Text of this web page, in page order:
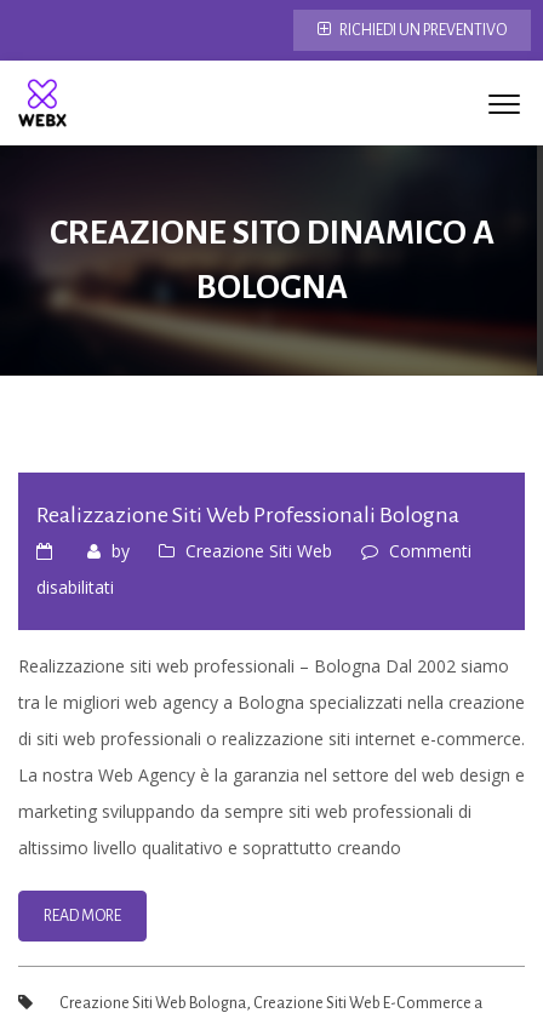
RICHIEDI UN PREVENTIVO
CREAZIONE SITO DINAMICO A
BOLOGNA
Realizzazione Siti Web Professionali Bologna
by Creazione Siti Web
Commenti
disabilitati
Siti
web
Professionali
Bologna
Realizzazione siti web professionali – Bologna Dal 2002 siamo
tra le migliori web agency a Bologna specializzati nella creazione
di siti web professionali o realizzazione siti internet e-commerce.
La nostra Web Agency è la garanzia nel settore del web design e
marketing sviluppando da sempre siti web professionali di
altissimo livello qualitativo e soprattutto creando
READ MORE
Creazione Siti Web Bologna, Creazione Siti Web E-Commerce a